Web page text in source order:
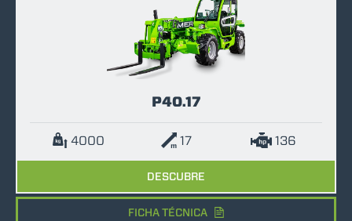
P40.17
4000 17 136
DESCUBRE
FICHA TÉCNICA